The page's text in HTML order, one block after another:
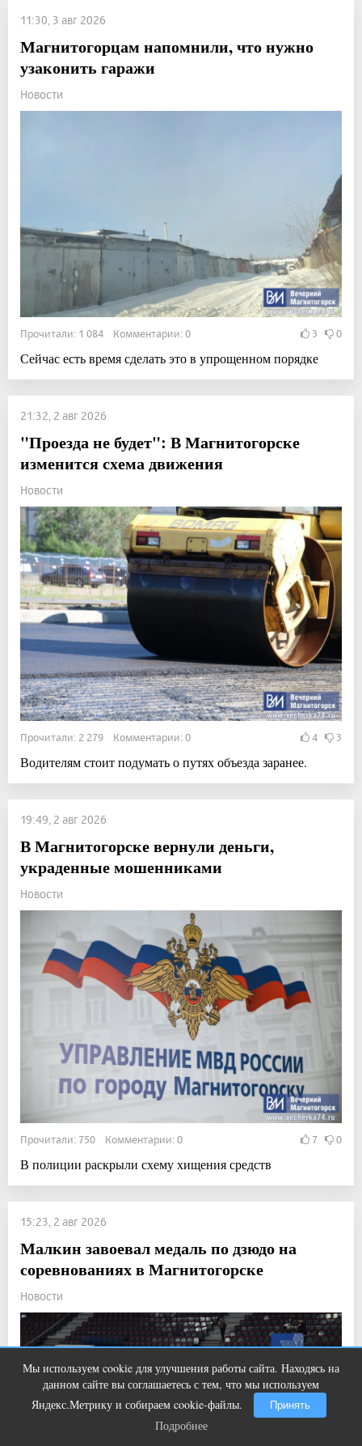
11:30, 3 авг 2026
Магнитогорцам напомнили, что нужно
узаконить гаражи
Новости
Прочитали: 1 084 Комментарии: 0 3 0
Сейчас есть время сделать это в упрощенном порядке
21:32, 2 авг 2026
"Проезда не будет": В Магнитогорске
изменится схема движения
Новости
Прочитали: 2 279 Комментарии: 0 4 3
Водителям стоит подумать о путях объезда заранее.
19:49, 2 авг 2026
В Магнитогорске вернули деньги,
украденные мошенниками
Новости
Прочитали: 750 Комментарии: 0 7 0
В полиции раскрыли схему хищения средств
15:23, 2 авг 2026
Малкин завоевал медаль по дзюдо на
соревнованиях в Магнитогорске
Новости
Мы используем cookie для улучшения работы сайта. Находясь на
данном сайте вы соглашаетесь с тем, что мы используем
Яндекс.Метрику и собираем cookie-файлы.
Принять
Подробнее
Ролик из Омска: вы будете смеяться
долго
Подробнее